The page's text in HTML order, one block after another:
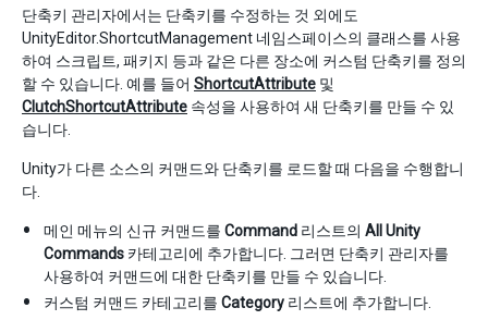
단축키 관리자에서는 단축키를 수정하는 것 외에도
UnityEditor.ShortcutManagement 네임스페이스의 클래스를 사용
하여 스크립트, 패키지 등과 같은 다른 장소에 커스텀 단축키를 정의
할 수 있습니다. 예를 들어 ShortcutAttribute 및
ClutchShortcutAttribute 속성을 사용하여 새 단축키를 만들 수 있
습니다.
Unity가 다른 소스의 커맨드와 단축키를 로드할 때 다음을 수행합니
다.
메인 메뉴의 신규 커맨드를 Command 리스트의 All Unity
Commands 카테고리에 추가합니다. 그러면 단축키 관리자를
사용하여 커맨드에 대한 단축키를 만들 수 있습니다.
커스텀 커맨드 카테고리를 Category 리스트에 추가합니다.